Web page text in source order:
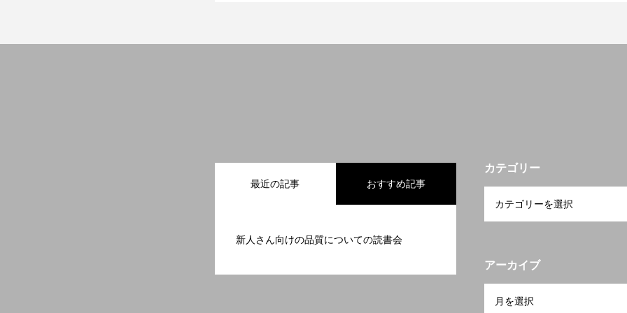
最近の記事 おすすめ記事
新人さん向けの品質についての読書会
カテゴリー
アーカイブ